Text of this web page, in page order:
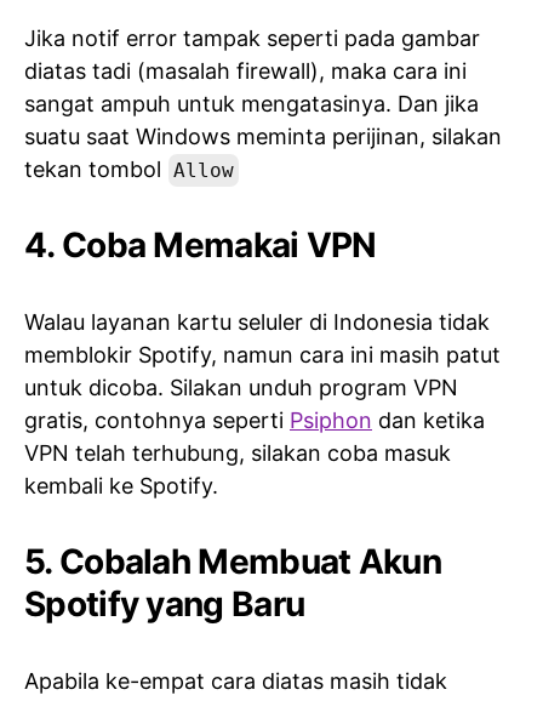
Jika notif error tampak seperti pada gambar
diatas tadi (masalah firewall), maka cara ini
sangat ampuh untuk mengatasinya. Dan jika
suatu saat Windows meminta perijinan, silakan
tekan tombol Allow
4. Coba Memakai VPN
Walau layanan kartu seluler di Indonesia tidak
memblokir Spotify, namun cara ini masih patut
untuk dicoba. Silakan unduh program VPN
gratis, contohnya seperti Psiphon dan ketika
VPN telah terhubung, silakan coba masuk
kembali ke Spotify.
5. Cobalah Membuat Akun
Spotify yang Baru
Apabila ke-empat cara diatas masih tidak